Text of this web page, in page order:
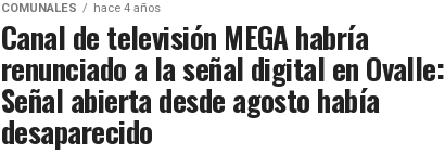
COMUNALES hace 4 años
Canal de televisión MEGA habría
renunciado a la señal digital en Ovalle:
Señal abierta desde agosto había
desaparecido